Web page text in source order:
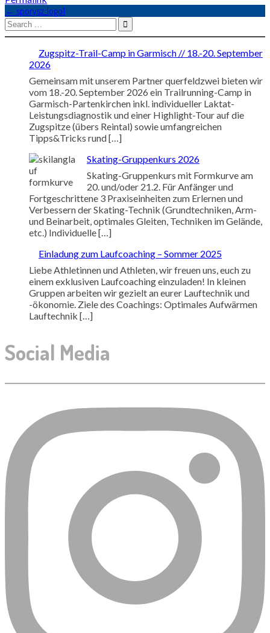
Navigation
Artikeln
← sporysz_logo1
Search
for:
Zugspitz-Trail-Camp in Garmisch // 18.-20. September
2026
Gemeinsam mit unserem Partner querfeldzwei bieten wir
vom 18.-20. September 2026 ein Trailrunning-Camp in
Garmisch-Partenkirchen inkl. individueller Laktat-
Leistungsdiagnostik und einer Highlight-Tour auf die
Zugspitze (übers Reintal) sowie umfangreichen
Tipps&Tricks rund […]
Skating-Gruppenkurs 2026
Skating-Gruppenkurs mit Formkurve am
20. und/oder 21.2. Für Anfänger und
Fortgeschrittene 3 Praxiseinheiten zum Erlernen und
Verbessern der Skating-Technik (Grundtechniken, Arm-
und Beinarbeit, optimales Gleiten, Techniken im Gelände,
etc.) Individuelle […]
Einladung zum Laufcoaching – Sommer 2025
Liebe Athletinnen und Athleten, wir freuen uns, euch zu
einem exklusiven Laufcoaching einzuladen! In kleinen
Gruppen arbeiten wir gezielt an eurer Lauftechnik und
-ökonomie. Ziele des Coachings: Optimales Aufwärmen
Lauftechnik […]
Social Media